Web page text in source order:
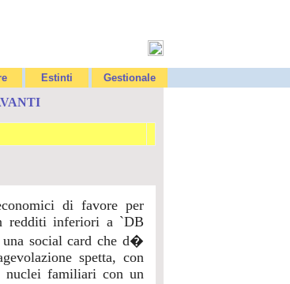
Estinti Gestionale
di favore per
redditi inferiori a `DB
social card che d�
spetta, con
nuclei familiari con un